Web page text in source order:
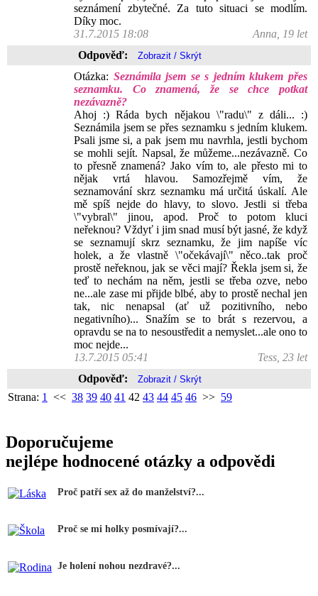
seznámení zbytečné. Za tuto situaci se modlím.
Díky moc.
31.7.2015 18:08
Anna, 19 let
Odpověď:
Otázka: Seznámila jsem se s jedním klukem přes
seznamku. Co znamená, že se chce potkat
nezávazně?
Ahoj :) Ráda bych nějakou \"radu\" z dáli... :)
Seznámila jsem se přes seznamku s jedním klukem.
Psali jsme si, a pak jsem mu navrhla, jestli bychom
se mohli sejít. Napsal, že můžeme...nezávazně. Co
to přesně znamená? Jako vím to, ale přesto mi to
nějak vrtá hlavou. Samozřejmě vím, že
seznamování skrz seznamku má určitá úskalí. Ale
mě spíš nejde do hlavy, to slovo. Jestli si třeba
\"vybral\" jinou, apod. Proč to potom kluci
neřeknou? Vždyť i jim snad musí být jasné, že když
se seznamují skrz seznamku, že jim napíše víc
holek, a že vlastně \"očekávají\" něco..tak proč
prostě neřeknou, jak se věci mají? Řekla jsem si, že
teď to nechám na něm, jestli se třeba ozve, nebo
ne...ale zase mi přijde blbé, aby to prostě nechal jen
tak, nic nenapsal (ať už pozitivního, nebo
negativního)... Snažím se to brát s rezervou, a
opravdu se na to nesoustředit a nemyslet...ale ono to
moc nejde...
13.7.2015 05:41
Tess, 23 let
Odpověď:
Strana: 1 << 38 39 40 41 42 43 44 45 46 >> 59
Doporučujeme
nejlépe hodnocené otázky a odpovědi
Proč patří sex až do manželství?...
Proč se mi holky posmívají?...
Je holení nohou nezdravé?...